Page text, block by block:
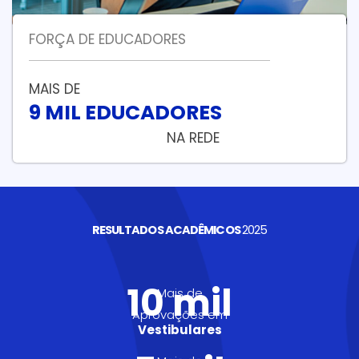
FORÇA DE EDUCADORES
MAIS DE
9 MIL EDUCADORES
NA REDE
RESULTADOS ACADÊMICOS2025
Mais de
10 mil
Aprovações em
Vestibulares